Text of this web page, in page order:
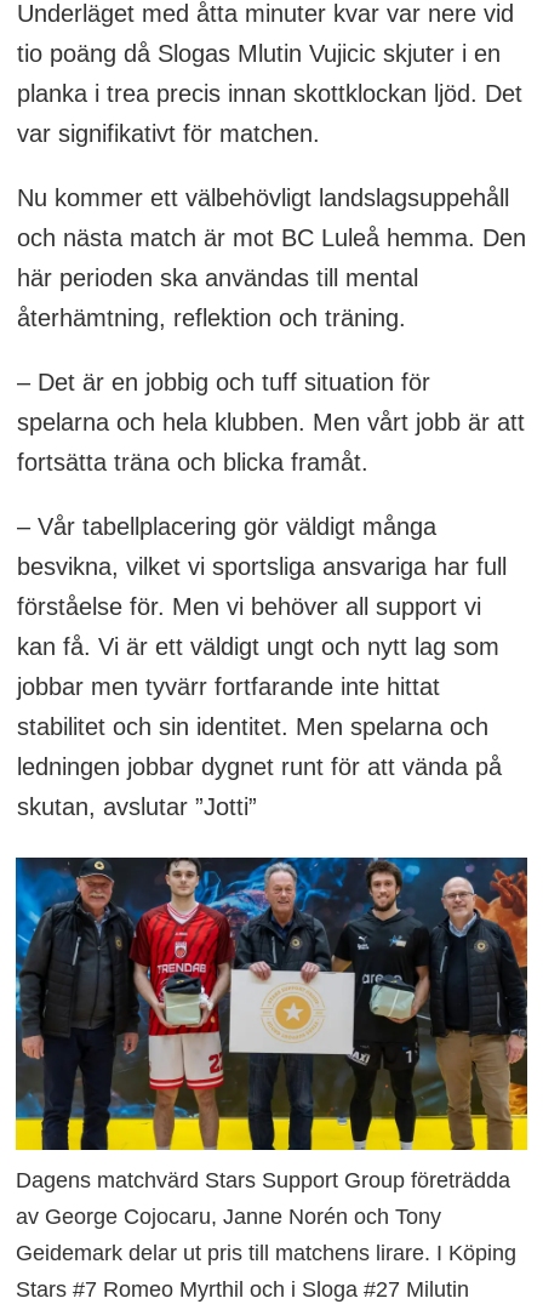
Underläget med åtta minuter kvar var nere vid
tio poäng då Slogas Mlutin Vujicic skjuter i en
planka i trea precis innan skottklockan ljöd. Det
var signifikativt för matchen.
Nu kommer ett välbehövligt landslagsuppehåll
och nästa match är mot BC Luleå hemma. Den
här perioden ska användas till mental
återhämtning, reflektion och träning.
– Det är en jobbig och tuff situation för
spelarna och hela klubben. Men vårt jobb är att
fortsätta träna och blicka framåt.
– Vår tabellplacering gör väldigt många
besvikna, vilket vi sportsliga ansvariga har full
förståelse för. Men vi behöver all support vi
kan få. Vi är ett väldigt ungt och nytt lag som
jobbar men tyvärr fortfarande inte hittat
stabilitet och sin identitet. Men spelarna och
ledningen jobbar dygnet runt för att vända på
skutan, avslutar ”Jotti”
Dagens matchvärd Stars Support Group företrädda
av George Cojocaru, Janne Norén och Tony
Geidemark delar ut pris till matchens lirare. I Köping
Stars #7 Romeo Myrthil och i Sloga #27 Milutin